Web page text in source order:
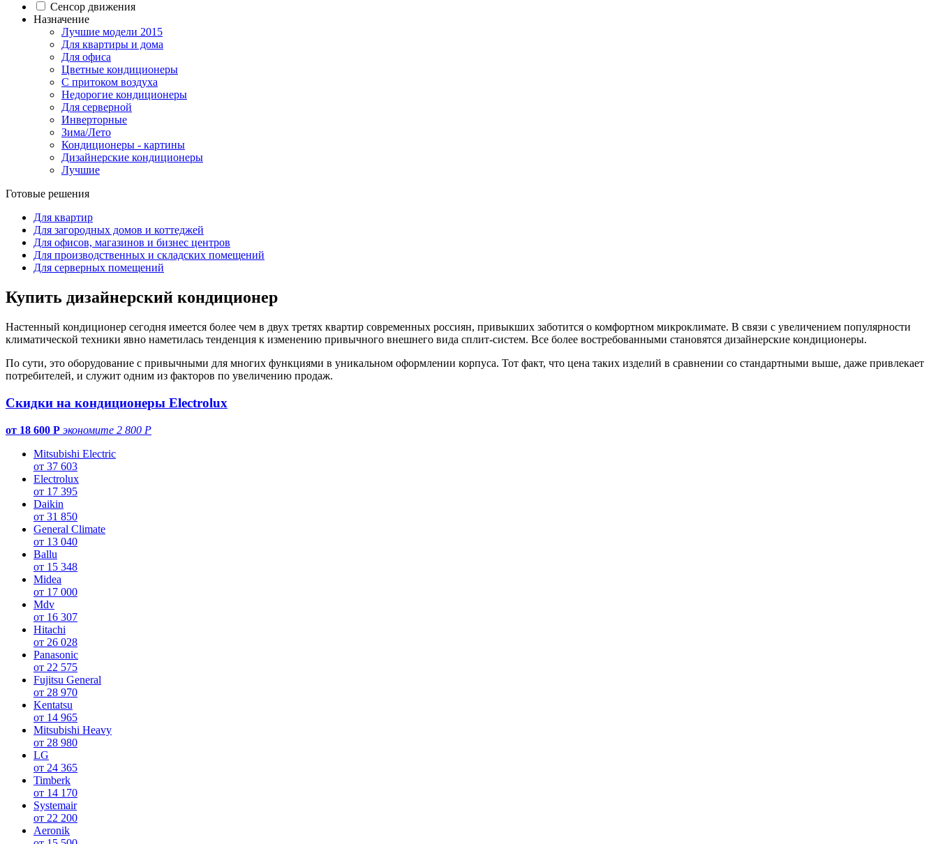
Сенсор движения
Назначение
Лучшие модели 2015
Для квартиры и дома
Для офиса
Цветные кондиционеры
C притоком воздуха
Недорогие кондиционеры
Для серверной
Инверторные
Зима/Лето
Кондиционеры - картины
Дизайнерские кондиционеры
Лучшие
Готовые решения
Для квартир
Для загородных домов и коттеджей
Для офисов, магазинов и бизнес центров
Для производственных и складских помещений
Для серверных помещений
Купить дизайнерский кондиционер
Настенный кондиционер сегодня имеется более чем в двух третях квартир современных россиян, привыкших заботится о комфортном микроклимате. В связи с увеличением популярности
климатической техники явно наметилась тенденция к изменению привычного внешнего вида сплит-систем. Все более востребованными становятся дизайнерские кондиционеры.
По сути, это оборудование с привычными для многих функциями в уникальном оформлении корпуса. Тот факт, что цена таких изделий в сравнении со стандартными выше, даже привлекает
потребителей, и служит одним из факторов по увеличению продаж.
Скидки на кондиционеры Electrolux
от 18 600 Р экономите 2 800 Р
Mitsubishi Electric
от 37 603
Electrolux
от 17 395
Daikin
от 31 850
General Climate
от 13 040
Ballu
от 15 348
Midea
от 17 000
Mdv
от 16 307
Hitachi
от 26 028
Panasonic
от 22 575
Fujitsu General
от 28 970
Kentatsu
от 14 965
Mitsubishi Heavy
от 28 980
LG
от 24 365
Timberk
от 14 170
Systemair
от 22 200
Aeronik